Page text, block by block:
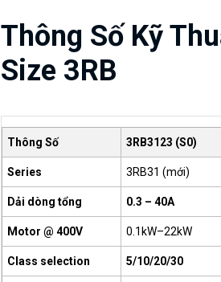
Thông Số Kỹ
Size 3RB
Thông Số 3RB3123 (S0)
Series 3RB31 (mới)
Dải dòng tổng 0.3 – 40A
Motor @ 400V 0.1kW–22kW
Class selection 5/10/20/30